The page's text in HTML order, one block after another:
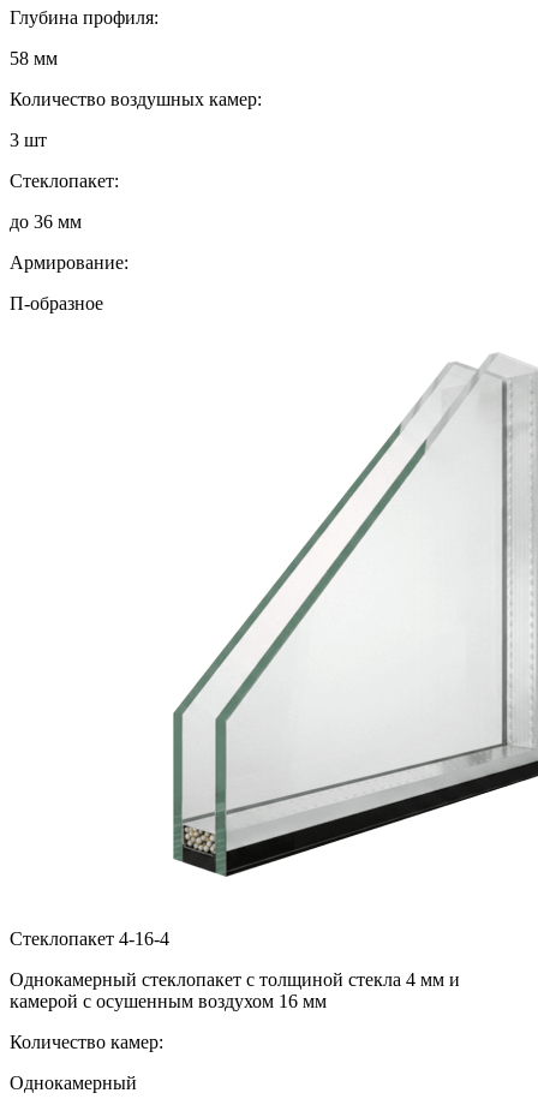
Глубина профиля:
58 мм
Количество воздушных камер:
3 шт
Стеклопакет:
до 36 мм
Армирование:
П-образное
Стеклопакет 4-16-4
Однокамерный стеклопакет с толщиной стекла 4 мм и
камерой с осушенным воздухом 16 мм
Количество камер:
Однокамерный